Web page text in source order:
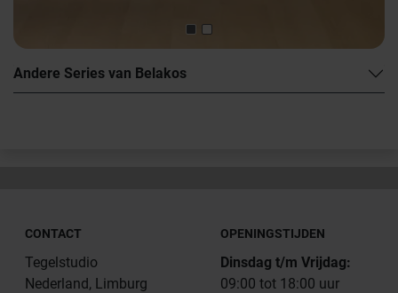
Andere Series van Belakos
CONTACT
Tegelstudio
Nederland, Limburg
OPENINGSTIJDEN
Dinsdag t/m Vrijdag:
09:00 tot 18:00 uur